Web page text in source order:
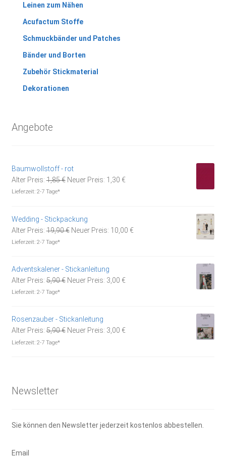
Leinen zum Nähen
Acufactum Stoffe
Schmuckbänder und Patches
Bänder und Borten
Zubehör Stickmaterial
Dekorationen
Angebote
Baumwollstoff - rot
Alter Preis: 1,85€ Ursprünglicher
Neuer Preis: 1,30 €Aktueller
Lieferzeit: 2-7 Tage*
Wedding - Stickpackung
Alter Preis: 19,90€ Ursprünglicher
Neuer Preis: 10,00 €Aktueller
Lieferzeit: 2-7 Tage*
Adventskalener - Stickanleitung
Alter Preis: 5,90€ Ursprünglicher
Neuer Preis: 3,00 €Aktueller
Lieferzeit: 2-7 Tage*
Rosenzauber - Stickanleitung
Alter Preis: 5,90€ Ursprünglicher
Neuer Preis: 3,00 €Aktueller
Lieferzeit: 2-7 Tage*
Newsletter
Sie können den Newsletter jederzeit kostenlos abbestellen.
Email